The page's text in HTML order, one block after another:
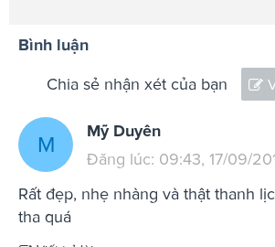
Bình luận
Chia sẻ nhận xét của bạn
M
Mỹ Duyên
Đăng lúc: 09:43, 17/09/
Rất đẹp, nhẹ nhàng và thật thanh
tha quá